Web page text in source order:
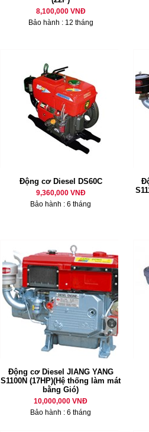
8,100,000 VNĐ
Bảo hành : 12 tháng
Động cơ Diesel DS60C
9,360,000 VNĐ
Bảo hành : 6 tháng
Động cơ Diesel JIANG YANG
S1100N (17HP)(Hệ thống làm mát
bằng Gió)
10,000,000 VNĐ
Bảo hành : 6 tháng